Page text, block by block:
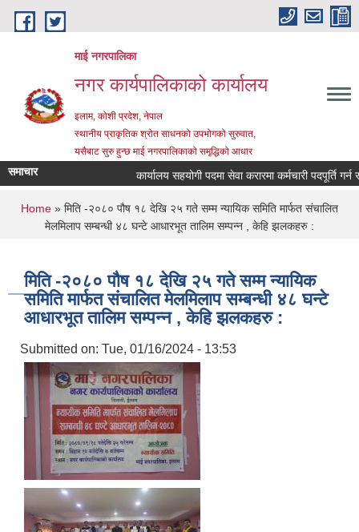
Skip to main content
माई नगरपालिका
नगर कार्यपालिकाको कार्यालय
इलाम, कोशी प्रदेश, नेपाल
स्थानीय प्राकृतिक श्रोत साधनको उपभोगको सुरुवात,
यसैबाट सुरु हुन्छ माई नगरपालिकाको समृद्धिको आधार
समाचार कार्यालय सहयोगी पदमा सेवा करारमा कर्मचारी पदपूर्ति गर्न
You are here
Home » मिति -२०८० पौष १८ देखि २५ गते सम्म न्यायिक समिति मार्फत संचालित
मेलमिलाप सम्बन्धी ४८ घन्टे आधारभूत तालिम सम्पन्न , केहि झलकहरु :
मिति -२०८० पौष १८ देखि २५ गते सम्म न्यायिक
समिति मार्फत संचालित मेलमिलाप सम्बन्धी ४८ घन्टे
आधारभूत तालिम सम्पन्न , केहि झलकहरु :
Submitted on: Tue, 01/16/2024 - 13:53